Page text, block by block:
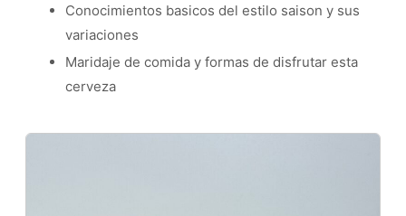
Conocimientos basicos del estilo saison y sus
variaciones
Maridaje de comida y formas de disfrutar esta
cerveza